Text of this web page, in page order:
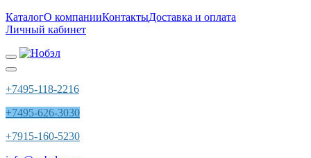
КаталогО компанииКонтактыДоставка и оплата
Личный кабинет
+7495-118-2216
+7495-626-3030
+7915-160-5230